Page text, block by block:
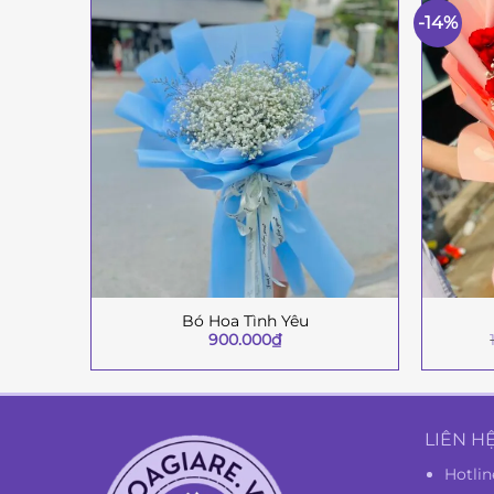
Bó Hoa Tình Yêu
900.000₫
-14%
LIÊN